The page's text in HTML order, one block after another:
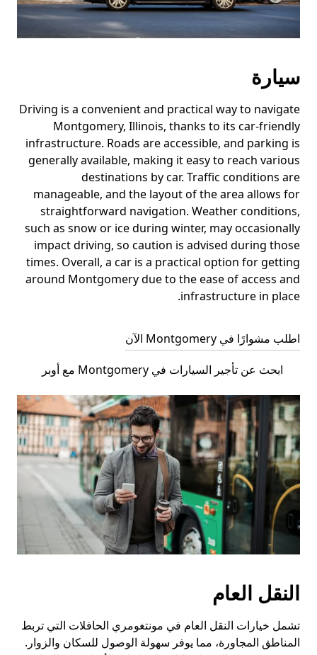
سيارة
Driving is a convenient and practical way to navigate
Montgomery, Illinois, thanks to its car-friendly
infrastructure. Roads are accessible, and parking is
generally available, making it easy to reach various
destinations by car. Traffic conditions are
manageable, and the layout of the area allows for
straightforward navigation. Weather conditions,
such as snow or ice during winter, may occasionally
impact driving, so caution is advised during those
times. Overall, a car is a practical option for getting
around Montgomery due to the ease of access and
infrastructure in place.
اطلب مشوارًا في Montgomery الآن
ابحث عن تأجير السيارات في Montgomery مع أوبر
النقل العام
تشمل خيارات النقل العام في مونتغومري الحافلات التي تربط
المناطق المجاورة، مما يوفر سهولة الوصول للسكان والزوار.